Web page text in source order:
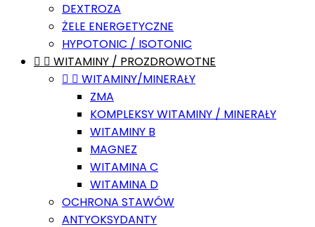
DEXTROZA
ŻELE ENERGETYCZNE
HYPOTONIC / ISOTONIC
  WITAMINY / PROZDROWOTNE
  WITAMINY/MINERAŁY
ZMA
KOMPLEKSY WITAMINY / MINERAŁY
WITAMINY B
MAGNEZ
WITAMINA C
WITAMINA D
OCHRONA STAWÓW
ANTYOKSYDANTY